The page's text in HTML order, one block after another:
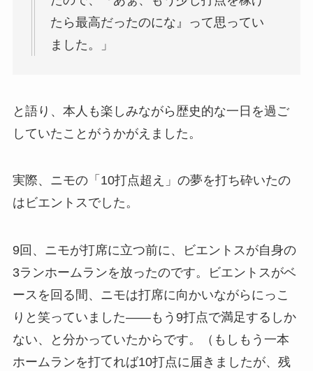
たら最高だったのにな』って思ってい
ました。」
と語り、本人も楽しみながら歴史的な一日を過ご
していたことがうかがえました。
実際、ニモの「10打点超え」の夢を打ち砕いたの
はビエントスでした。
9回、ニモが打席に立つ前に、ビエントスが自身の
3ランホームランを放ったのです。ビエントスがベ
ースを回る間、ニモは打席に向かいながらにっこ
りと笑っていました――もう9打点で満足するしか
ない、と分かっていたからです。（もしもう一本
ホームランを打てれば10打点に届きましたが、残